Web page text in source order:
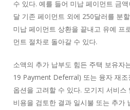
수 있다. 예를 들어 미납 페이먼트 금
달 기존 페이먼트 외에 250달러를 분
미납 페이먼트 상환을 끝내고 유예 프
먼트 절차로 돌아갈 수 있다.
소액의 추가 납부도 힘든 주택 보유자
19 Payment Deferral) 또는 융자 재
옵션을 고려할 수 있다. 모기지 서비스
비용을 검토한 결과 일시불 또는 추가